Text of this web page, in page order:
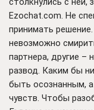
Ezochat.com. Не
принимать
невозможно
партнера, другие
развод. Каким бы
быть осознанным,
чувств. Чтобы